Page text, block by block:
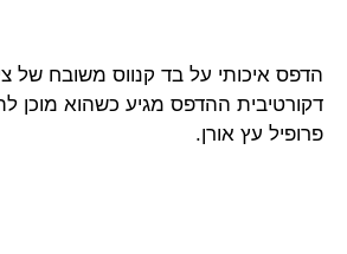
הדפס איכותי על בד קנווס משובח של
דקורטיבית ההדפס מגיע כשהוא מוכן
פרופיל עץ אורן.